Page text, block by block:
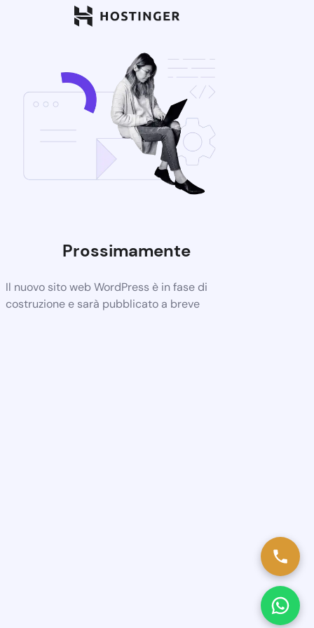
Prossimamente
Il nuovo sito web WordPress è in fase di
costruzione e sarà pubblicato a breve